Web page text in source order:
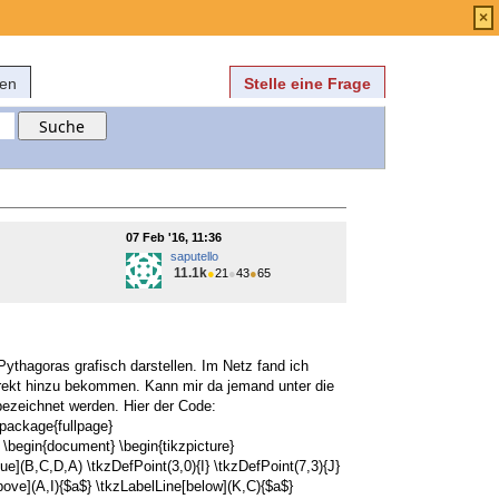
Stelle eine Frage
07 Feb '16, 11:36
saputello
11.1k●21 ●43●65
grafisch darstellen. Im Netz fand ich
hinzu bekommen. Kann mir da jemand unter die
werden. Hier der Code:
\begin{tikzpicture}
\tkzDefPoint(3,0){I} \tkzDefPoint(7,3){J}
\tkzLabelLine[below](K,C){$a$}
×